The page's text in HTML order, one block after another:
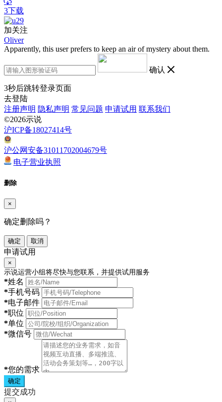
3下载
加关注
Oliver
Apparently, this user prefers to keep an air of mystery about them.
确认
3秒后跳转登录页面
去登陆
注册声明 隐私声明 常见问题 申请试用 联系我们
©2026示说
沪ICP备18027414号
沪公网安备31011702004679号
电子营业执照
删除
×
确定删除吗？
确定 取消
申请试用
×
示说运营小组将尽快与您联系，并提供试用服务
*姓名
*手机号码
*电子邮件
*职位
*单位
*微信号
*您的需求
确定
提交成功